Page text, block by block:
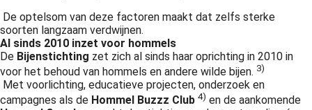
De optelsom van deze factoren maakt dat zelfs sterke
soorten langzaam verdwijnen.
Al sinds 2010 inzet voor hommels
De Bijenstichting zet zich al sinds haar oprichting in 2010 in
voor het behoud van hommels en andere wilde bijen. 3)
Met voorlichting, educatieve projecten, onderzoek en
campagnes als de Hommel Buzzz Club 4) en de aankomende